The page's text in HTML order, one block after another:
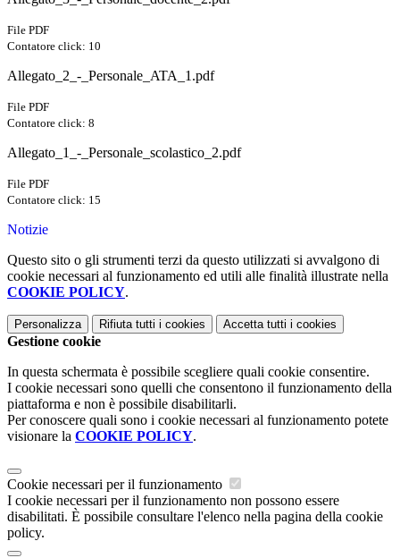
File PDF
Contatore click: 10
Allegato_2_-_Personale_ATA_1.pdf
File PDF
Contatore click: 8
Allegato_1_-_Personale_scolastico_2.pdf
File PDF
Contatore click: 15
Notizie
Questo sito o gli strumenti terzi da questo utilizzati si avvalgono di
cookie necessari al funzionamento ed utili alle finalità illustrate nella
COOKIE POLICY.
Personalizza Rifiuta tutti i cookies Accetta tutti i cookies
Gestione cookie
In questa schermata è possibile scegliere quali cookie consentire.
I cookie necessari sono quelli che consentono il funzionamento della
piattaforma e non è possibile disabilitarli.
Per conoscere quali sono i cookie necessari al funzionamento potete
visionare la COOKIE POLICY.
Cookie necessari per il funzionamento
I cookie necessari per il funzionamento non possono essere
disabilitati. È possibile consultare l'elenco nella pagina della cookie
policy.